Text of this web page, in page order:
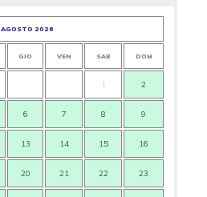
AGOSTO 2026
GIO VEN SAB DOM
1 2
6 7 8 9
13 14 15 16
20 21 22 23